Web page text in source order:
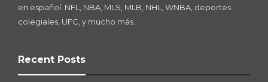
en español. NFL, NBA, MLS, MLB, NHL, WNBA, deportes
colegiales, UFC, y mucho más.
Recent Posts